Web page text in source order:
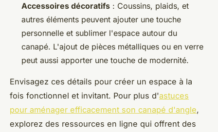
Accessoires décoratifs : Coussins, plaids, et
autres éléments peuvent ajouter une touche
personnelle et sublimer l'espace autour du
canapé. L'ajout de pièces métalliques ou en verre
peut aussi apporter une touche de modernité.
Envisagez ces détails pour créer un espace à la
fois fonctionnel et invitant. Pour plus d'astuces
pour aménager efficacement son canapé d'angle,
explorez des ressources en ligne qui offrent des